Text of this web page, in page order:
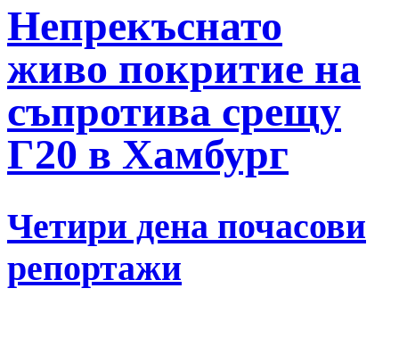
Непрекъснато
живо покритие на
съпротива срещу
Г20 в Хамбург
Четири дена почасови
репортажи